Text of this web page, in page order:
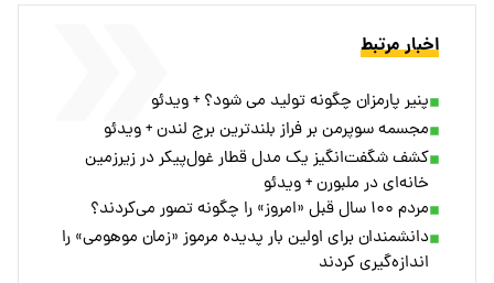
اخبار مرتبط
پنیر پارمزان چگونه تولید می شود؟ + ویدئو
مجسمه سوپرمن بر فراز بلندترین برج لندن + ویدئو
کشف شگفت‌انگیز یک مدل قطار غول‌پیکر در زیرزمین
خانه‌ای در ملبورن + ویدئو
مردم ۱۰۰ سال قبل «امروز» را چگونه تصور می‌کردند؟
دانشمندان برای اولین‌ بار پدیده مرموز «زمان موهومی» را
اندازه‌گیری کردند